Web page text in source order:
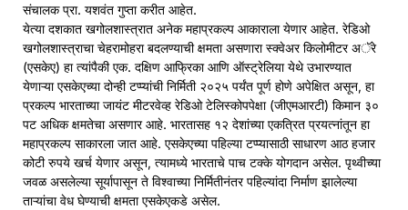
संचालक प्रा. यशवंत गुप्ता करीत आहेत.
येत्या दशकात खगोलशास्त्रात अनेक महाप्रकल्प आकाराला येणार आहेत. रेडिओ
खगोलशास्त्राचा चेहरामोहरा बदलण्याची क्षमता असणारा स्क्वेअर किलोमीटर अॅरे
(एसकेए) हा त्यांपैकी एक. दक्षिण आफ्रिका आणि ऑस्ट्रेलिया येथे उभारण्यात
येणाऱ्या एसकेएच्या दोन्ही टप्प्यांची निर्मिती २०२५ पर्यंत पूर्ण होणे अपेक्षित असून, हा
प्रकल्प भारताच्या जायंट मीटरवेव्ह रेडिओ टेलिस्कोपपेक्षा (जीएमआरटी) किमान ३०
पट अधिक क्षमतेचा असणार आहे. भारतासह १२ देशांच्या एकत्रित प्रयत्नांतून हा
महाप्रकल्प साकारला जात आहे. एसकेएच्या पहिल्या टप्प्यासाठी साधारण आठ हजार
कोटी रुपये खर्च येणार असून, त्यामध्ये भारताचे पाच टक्के योगदान असेल. पृथ्वीच्या
जवळ असलेल्या सूर्यापासून ते विश्वाच्या निर्मितीनंतर पहिल्यांदा निर्माण झालेल्या
ताऱ्यांचा वेध घेण्याची क्षमता एसकेएकडे असेल.